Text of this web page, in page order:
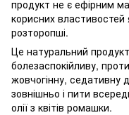
продукт не є ефірним
корисних властивостей
розторопші.
Це натуральний
болезаспокійливу,
жовчогінну, седативну
зовнішньо і пити
олії з квітів ромашки.